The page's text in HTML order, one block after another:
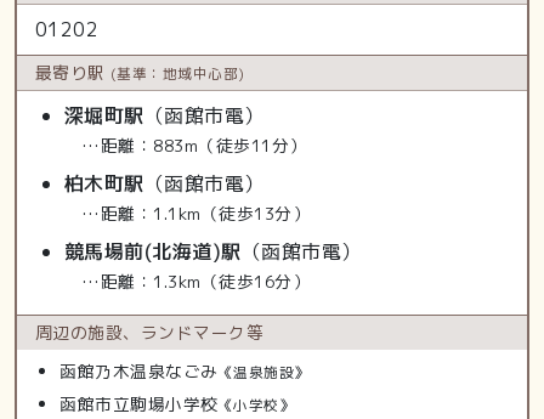
01202
最寄り駅 (基準：地域中心部)
深堀町駅 （函館市電）
…距離：883m（徒歩11分）
柏木町駅 （函館市電）
…距離：1.1km（徒歩13分）
競馬場前(北海道)駅 （函館市電）
…距離：1.3km（徒歩16分）
周辺の施設、 ランドマーク等
函館乃木温泉なごみ 《温泉施設》
函館市立駒場小学校 《小学校》